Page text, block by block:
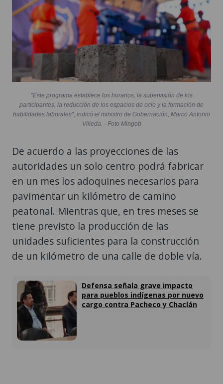
"Este programa establece los horarios, la supervisión de los
participantes, la reducción de los espacios de ocio y la formación de
habilidades laborales", indicó el ministro de Gobernación, Marco Antonio
Villeda. - Foto Mingob
De acuerdo a las proyecciones de las
autoridades un solo centro podrá fabricar
en un mes los adoquines necesarios para
pavimentar un kilómetro de camino
peatonal. Mientras que, en tres meses se
tiene previsto la producción de las
unidades suficientes para la construcción
de un kilómetro de una calle de doble vía.
Defensa señala grave impacto
para pueblos indígenas por nuevo
cargo contra Pacheco y Chaclán